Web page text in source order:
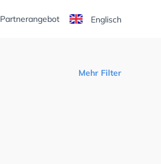
Partnerangebot Englisch
Mehr Filter